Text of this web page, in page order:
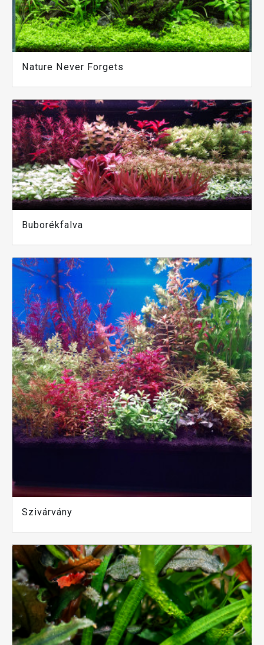
Nature Never Forgets
Buborékfalva
Szivárvány